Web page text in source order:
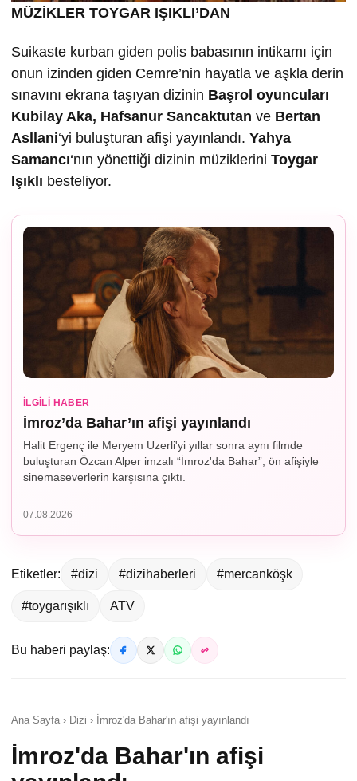
MÜZİKLER TOYGAR IŞIKLI’DAN
Suikaste kurban giden polis babasının intikamı için
onun izinden giden Cemre’nin hayatla ve aşkla derin
sınavını ekrana taşıyan dizinin Başrol oyuncuları
Kubilay Aka, Hafsanur Sancaktutan ve Bertan
Asllani‘yi buluşturan afişi yayınlandı. Yahya
Samancı‘nın yönettiği dizinin müziklerini Toygar
Işıklı besteliyor.
İLGILI HABER
İmroz’da Bahar’ın afişi yayınlandı
Halit Ergenç ile Meryem Uzerli'yi yıllar sonra aynı filmde
buluşturan Özcan Alper imzalı “İmroz'da Bahar”, ön afişiyle
sinemaseverlerin karşısına çıktı.
07.08.2026
Etiketler: #dizi #dizihaberleri #mercanköşk
#toygarışıklı ATV
Bu haberi paylaş:
Ana Sayfa › Dizi › İmroz'da Bahar'ın afişi yayınlandı
İmroz'da Bahar'ın afişi